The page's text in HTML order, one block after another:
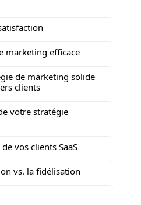
marketing efficace
de marketing solide
clients
votre stratégie
vos clients SaaS
vs. la fidélisation